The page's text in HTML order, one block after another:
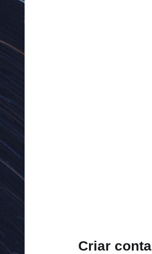
Criar conta